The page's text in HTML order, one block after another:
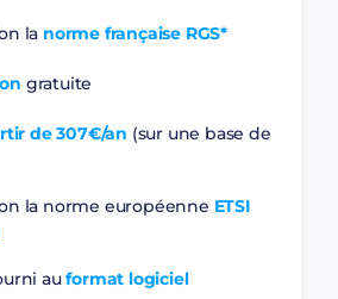
la norme française RGS*
gratuite
de 307€/an (sur une base de
la norme européenne ETSI
auformat logiciel